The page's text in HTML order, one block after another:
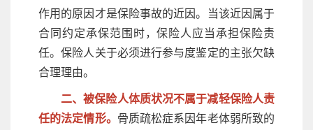
作用的原因才是保险事故的近因。当该近因属于
合同约定承保范围时，保险人应当承担保险责
任。保险人关于必须进行参与度鉴定的主张欠缺
合理理由。
二、被保险人体质状况不属于减轻保险人责
任的法定情形。 骨质疏松症系因年老体弱所致的